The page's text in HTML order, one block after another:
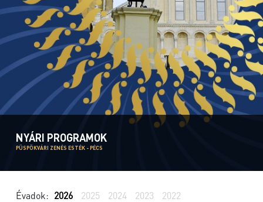
NYÁRI PROGRAMOK
PÜSPÖKVÁRI ZENÉS ESTÉK - PÉCS
Évadok: 2026 2025 2024 2023 2022